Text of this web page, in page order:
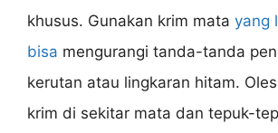
khusus. Gunakan krim mata yang
bisa mengurangi tanda-tanda
kerutan atau lingkaran hitam.
krim di sekitar mata dan tepuk-